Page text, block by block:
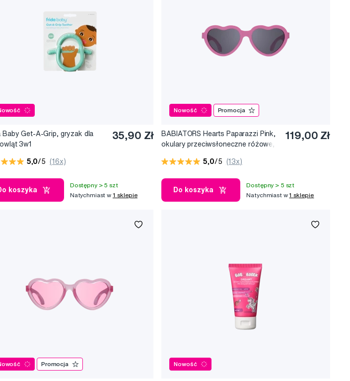
Baby Get-A-Grip, gryzak dla
3w1
35,90 Zł
5,0/5 (16x)
koszyka
Dostępny > 5 szt
Natychmiast w 1 sklepie
Nowość Promocja
BABIATORS Hearts Paparazzi Pink,
okulary przeciwsłoneczne różowe,
119,00 Zł
5,0/5 (13x)
Do koszyka
Dostępny > 5 szt
Natychmiast w1 sklepie
Promocja Nowość